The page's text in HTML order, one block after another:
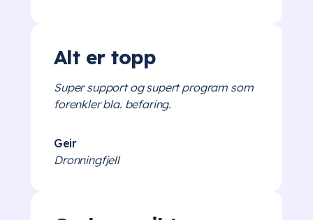
Alt er topp
Super support og supert program som
forenkler bla. befaring.
Geir
Dronningfjell